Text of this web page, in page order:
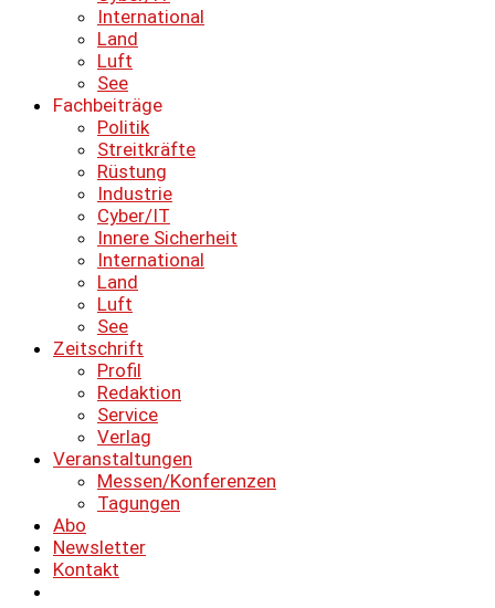
International
Land
Luft
See
Fachbeiträge
Politik
Streitkräfte
Rüstung
Industrie
Cyber/IT
Innere Sicherheit
International
Land
Luft
See
Zeitschrift
Profil
Redaktion
Service
Verlag
Veranstaltungen
Messen/Konferenzen
Tagungen
Abo
Newsletter
Kontakt